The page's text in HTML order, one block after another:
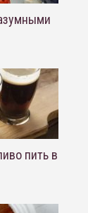
пить в